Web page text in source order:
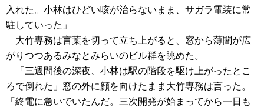
入れた。小林はひどい咳が治らないまま、サガラ電装に常
駐していった」
大竹専務は言葉を切って立ち上がると、窓から薄闇が広
がりつつあるみなとみらいのビル群を眺めた。
「三週間後の深夜、小林は駅の階段を駆け上がったとこ
ろで倒れた」窓の外に顔を向けたまま大竹専務は言った。
「終電に急いでいたんだ。三次開発が始まってから一日も